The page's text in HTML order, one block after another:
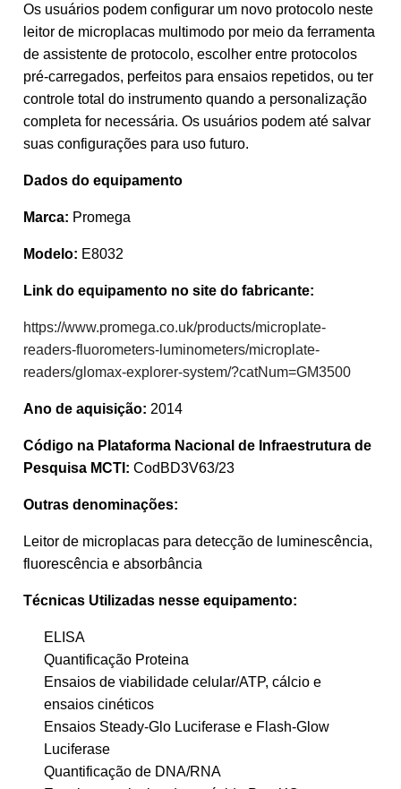
Os usuários podem configurar um novo protocolo neste
leitor de microplacas multimodo por meio da ferramenta
de assistente de protocolo, escolher entre protocolos
pré-carregados, perfeitos para ensaios repetidos, ou ter
controle total do instrumento quando a personalização
completa for necessária. Os usuários podem até salvar
suas configurações para uso futuro.
Dados do equipamento
Marca: Promega
Modelo: E8032
Link do equipamento no site do fabricante:
https://www.promega.co.uk/products/microplate-
readers-fluorometers-luminometers/microplate-
readers/glomax-explorer-system/?catNum=GM3500
Ano de aquisição: 2014
Código na Plataforma Nacional de Infraestrutura de
Pesquisa MCTI: CodBD3V63/23
Outras denominações:
Leitor de microplacas para detecção de luminescência,
fluorescência e absorbância
Técnicas Utilizadas nesse equipamento:
ELISA
Quantificação Proteina
Ensaios de viabilidade celular/ATP, cálcio e
ensaios cinéticos
Ensaios Steady-Glo Luciferase e Flash-Glow
Luciferase
Quantificação de DNA/RNA